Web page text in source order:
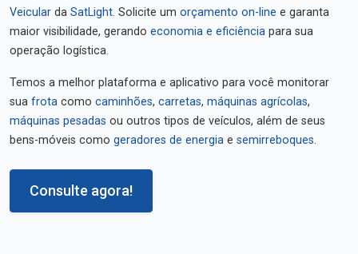
Veicular da SatLight. Solicite um orçamento on-line e garanta
maior visibilidade, gerando economia e eficiência para sua
operação logística.
Temos a melhor plataforma e aplicativo para você monitorar
sua frota como caminhões, carretas, máquinas agrícolas,
máquinas pesadas ou outros tipos de veículos, além de seus
bens-móveis como geradores de energia e semirreboques.
Consulte agora!